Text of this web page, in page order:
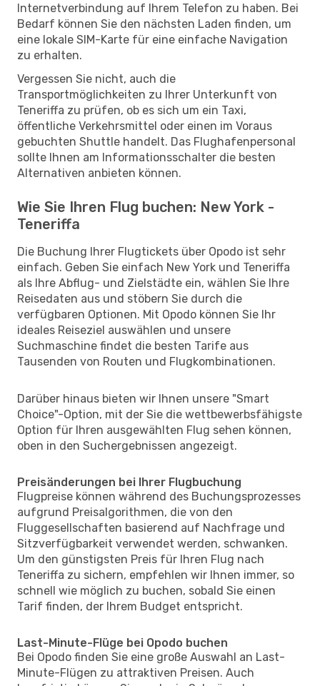
Internetverbindung auf Ihrem Telefon zu haben. Bei
Bedarf können Sie den nächsten Laden finden, um
eine lokale SIM-Karte für eine einfache Navigation
zu erhalten.
Vergessen Sie nicht, auch die
Transportmöglichkeiten zu Ihrer Unterkunft von
Teneriffa zu prüfen, ob es sich um ein Taxi,
öffentliche Verkehrsmittel oder einen im Voraus
gebuchten Shuttle handelt. Das Flughafenpersonal
sollte Ihnen am Informationsschalter die besten
Alternativen anbieten können.
Wie Sie Ihren Flug buchen: New York -
Teneriffa
Die Buchung Ihrer Flugtickets über Opodo ist sehr
einfach. Geben Sie einfach New York und Teneriffa
als Ihre Abflug- und Zielstädte ein, wählen Sie Ihre
Reisedaten aus und stöbern Sie durch die
verfügbaren Optionen. Mit Opodo können Sie Ihr
ideales Reiseziel auswählen und unsere
Suchmaschine findet die besten Tarife aus
Tausenden von Routen und Flugkombinationen.
Darüber hinaus bieten wir Ihnen unsere "Smart
Choice"-Option, mit der Sie die wettbewerbsfähigste
Option für Ihren ausgewählten Flug sehen können,
oben in den Suchergebnissen angezeigt.
Preisänderungen bei Ihrer Flugbuchung
Flugpreise können während des Buchungsprozesses
aufgrund Preisalgorithmen, die von den
Fluggesellschaften basierend auf Nachfrage und
Sitzverfügbarkeit verwendet werden, schwanken.
Um den günstigsten Preis für Ihren Flug nach
Teneriffa zu sichern, empfehlen wir Ihnen immer, so
schnell wie möglich zu buchen, sobald Sie einen
Tarif finden, der Ihrem Budget entspricht.
Last-Minute-Flüge bei Opodo buchen
Bei Opodo finden Sie eine große Auswahl an Last-
Minute-Flügen zu attraktiven Preisen. Auch